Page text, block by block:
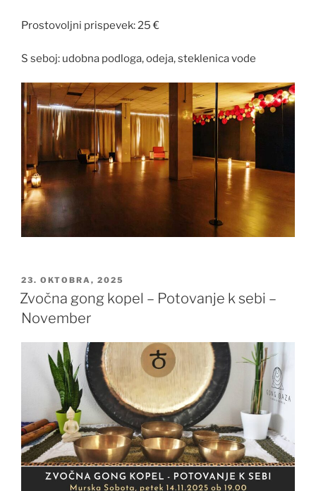
Prostovoljni prispevek: 25 €
S seboj: udobna podloga, odeja, steklenica vode
OBJAVLJENO
DNE
23. OKTOBRA, 2025
Zvočna gong kopel – Potovanje k sebi –
November